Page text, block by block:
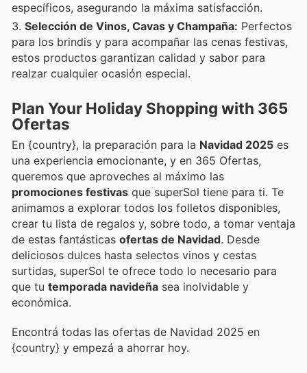
específicos, asegurando la máxima satisfacción.
Selección de Vinos, Cavas y Champaña: Perfectos
para los brindis y para acompañar las cenas festivas,
estos productos garantizan calidad y sabor para
realzar cualquier ocasión especial.
Plan Your Holiday Shopping with 365
Ofertas
En {country}, la preparación para la Navidad 2025 es
una experiencia emocionante, y en 365 Ofertas,
queremos que aproveches al máximo las
promociones festivas que superSol tiene para ti. Te
animamos a explorar todos los folletos disponibles,
crear tu lista de regalos y, sobre todo, a tomar ventaja
de estas fantásticas ofertas de Navidad. Desde
deliciosos dulces hasta selectos vinos y cestas
surtidas, superSol te ofrece todo lo necesario para
que tu temporada navideña sea inolvidable y
económica.
Encontrá todas las ofertas de Navidad 2025 en
{country} y empezá a ahorrar hoy.